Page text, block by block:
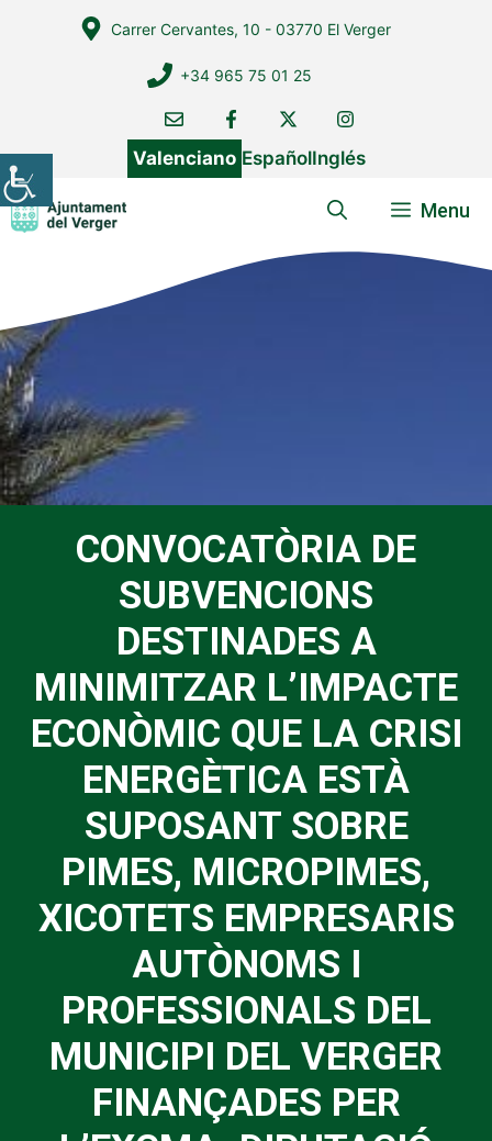
Carrer Cervantes, 10 - 03770 El Verger
+34 965 75 01 25
Valenciano EspañolInglés
Menu
CONVOCATÒRIA DE
SUBVENCIONS
DESTINADES A
MINIMITZAR L’IMPACTE
ECONÒMIC QUE LA CRISI
ENERGÈTICA ESTÀ
SUPOSANT SOBRE
PIMES, MICROPIMES,
XICOTETS EMPRESARIS
AUTÒNOMS I
PROFESSIONALS DEL
MUNICIPI DEL VERGER
FINANÇADES PER